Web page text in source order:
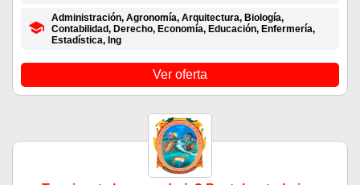
Administración, Agronomía, Arquitectura, Biología,
Contabilidad, Derecho, Economía, Educación, Enfermería,
Estadística, Ing
Ver oferta